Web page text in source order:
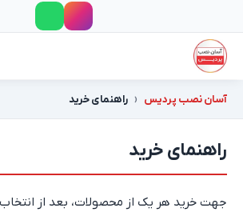
آسان نصب پردیس راهنمای خرید
راهنمای خرید
جهت خرید هر یک از محصولات، بعد از